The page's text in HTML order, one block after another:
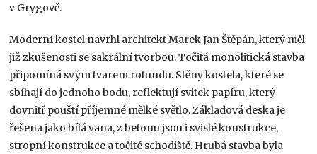
v Grygově.
Moderní kostel navrhl architekt Marek Jan Štěpán, který měl
již zkušenosti se sakrální tvorbou. Točitá monolitická stavba
připomíná svým tvarem rotundu. Stěny kostela, které se
sbíhají do jednoho bodu, reflektují svitek papíru, který
dovnitř pouští příjemné mělké světlo. Základová deska je
řešena jako bílá vana, z betonu jsou i svislé konstrukce,
stropní konstrukce a točité schodiště. Hrubá stavba byla